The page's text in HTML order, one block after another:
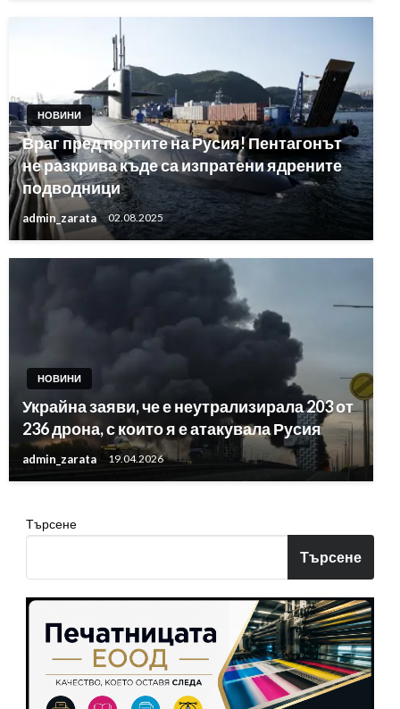
НОВИНИ
Враг пред портите на Русия! Пентагонът
не разкрива къде са изпратени ядрените
подводници
admin_zarata 02.08.2025
НОВИНИ
Украйна заяви, че е неутрализирала 203 от
236 дрона, с които я е атакувала Русия
admin_zarata 19.04.2026
Търсене
Търсене